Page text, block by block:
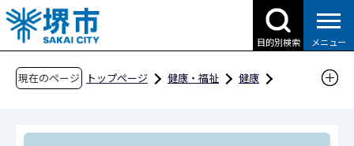
こ
の
ペ
目的別検索 メニュー
現在のページ トップページ 健康・福祉
健康
風しん抗体検査（妊娠を希望する女性等対象）